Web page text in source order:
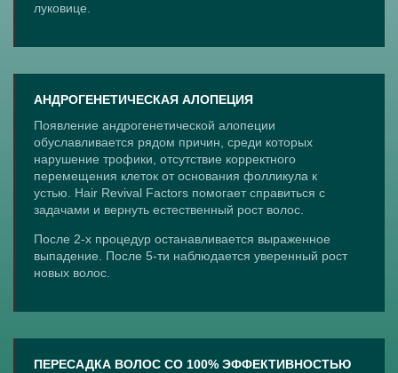
луковице.
АНДРОГЕНЕТИЧЕСКАЯ АЛОПЕЦИЯ
Появление андрогенетической алопеции
обуславливается рядом причин, среди которых
нарушение трофики, отсутствие корректного
перемещения клеток от основания фолликула к
устью. Hair Revival Factors помогает справиться с
задачами и вернуть естественный рост волос.
После 2-х процедур останавливается выраженное
выпадение. После 5-ти наблюдается уверенный рост
новых волос.
ПЕРЕСАДКА ВОЛОС СО 100% ЭФФЕКТИВНОСТЬЮ